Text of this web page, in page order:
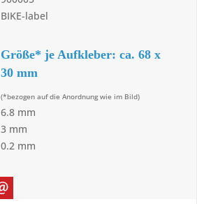
BIKE-label
Größe* je Aufkleber: ca. 68 x
30 mm
(*bezogen auf die Anordnung wie im Bild)
6.8 mm
3 mm
0.2 mm